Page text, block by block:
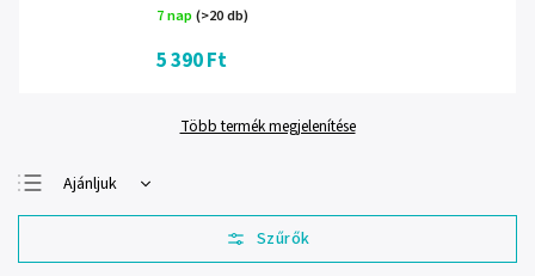
7 nap(>20 db)
5 390 Ft
Több termék megjelenítése
Ajánljuk
Legolcsóbb elöl
Legdrágább